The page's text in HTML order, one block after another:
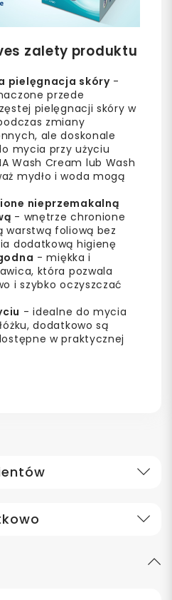
zalety produktu
pielęgnacja skóry-
przede
pielęgnacji skóry w
zmiany
ale doskonale
mycia przy użyciu
Wash Cream lub Wash
mydło i woda mogą
nieprzemakalną
- wnętrze chronione
warstwą foliową bez
dodatkową higienę
- miękka i
która pozwala
i szybko oczyszczać
- idealne do mycia
dodatkowo są
w praktycznej